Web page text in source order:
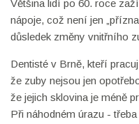
Většina lidí po 60. roce
nápoje, což není jen
důsledek změny vnitřního
Dentisté v Brně, kteří
že zuby nejsou jen
že jejich sklovina je méně
Při náhodném úrazu -